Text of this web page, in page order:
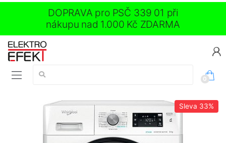
DOPRAVA pro PSČ 339 01 při
nákupu nad 1.000 Kč ZDARMA
Vyhledávání:
0
Sleva 33%